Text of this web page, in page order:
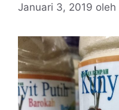
Januari 3, 2019 oleh